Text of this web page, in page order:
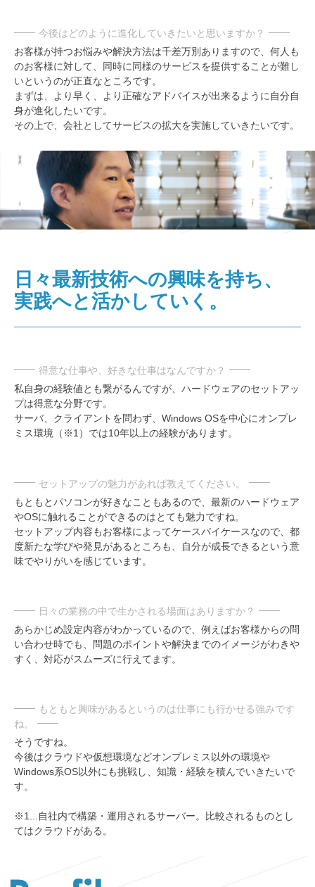
今後はどのように進化していきたいと思いますか？
お客様が持つお悩みや解決方法は千差万別ありますので、何人も
のお客様に対して、同時に同様のサービスを提供することが難し
いというのが正直なところです。
まずは、より早く、より正確なアドバイスが出来るように自分自
身が進化したいです。
その上で、会社としてサービスの拡大を実施していきたいです。
日々最新技術への興味を持ち、
実践へと活かしていく。
得意な仕事や、好きな仕事はなんですか？
私自身の経験値とも繋がるんですが、ハードウェアのセットアッ
プは得意な分野です。
サーバ、クライアントを問わず、Windows OSを中心にオンプレ
ミス環境（※1）では10年以上の経験があります。
セットアップの魅力があれば教えてください。
もともとパソコンが好きなこともあるので、最新のハードウェア
やOSに触れることができるのはとても魅力ですね。
セットアップ内容もお客様によってケースバイケースなので、都
度新たな学びや発見があるところも、自分が成長できるという意
味でやりがいを感じています。
日々の業務の中で生かされる場面はありますか？
あらかじめ設定内容がわかっているので、例えばお客様からの問
い合わせ時でも、問題のポイントや解決までのイメージがわきや
すく、対応がスムーズに行えてます。
もともと興味があるというのは仕事にも行かせる強みです
ね。
そうですね。
今後はクラウドや仮想環境などオンプレミス以外の環境や
Windows系OS以外にも挑戦し、知識・経験を積んでいきたいで
す。
※1...自社内で構築・運用されるサーバー。比較されるものとし
てはクラウドがある。